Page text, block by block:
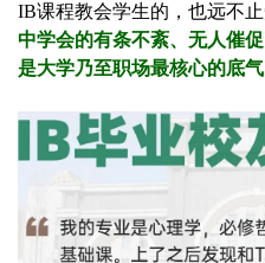
IB课程教会学生的，也远不止
中学会的有条不紊、无人催
是大学乃至职场最核心的底气